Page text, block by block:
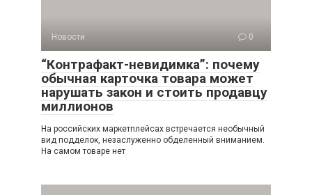
Новости 0
“Контрафакт-невидимка”: почему
обычная карточка товара может
нарушать закон и стоить продавцу
миллионов
На российских маркетплейсах встречается необычный
вид подделок, незаслуженно обделенный вниманием.
На самом товаре нет